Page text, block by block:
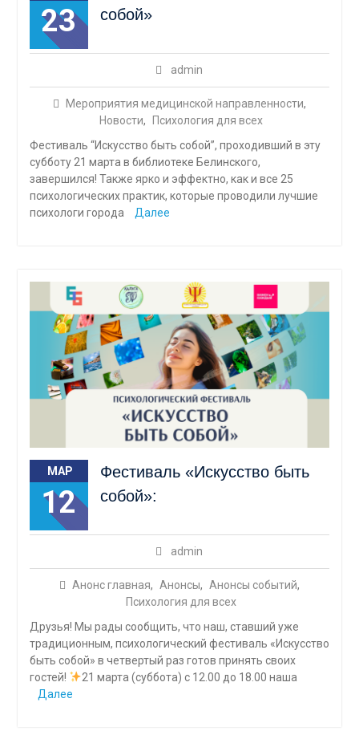
23
собой»
admin
Мероприятия медицинской направленности,
Новости,
Психология для всех
Фестиваль “Искусство быть собой”, проходивший в эту
субботу 21 марта в библиотеке Белинского,
завершился! Также ярко и эффектно, как и все 25
психологических практик, которые проводили лучшие
психологи города
Далее
МАР
12
Фестиваль «Искусство быть
собой»:
admin
Анонс главная, Анонсы, Анонсы событий,
Психология для всех
Друзья! Мы рады сообщить, что наш, ставший уже
традиционным, психологический фестиваль «Искусство
быть собой» в четвертый раз готов принять своих
гостей!
21 марта (суббота) с 12.00 до 18.00 наша
Далее